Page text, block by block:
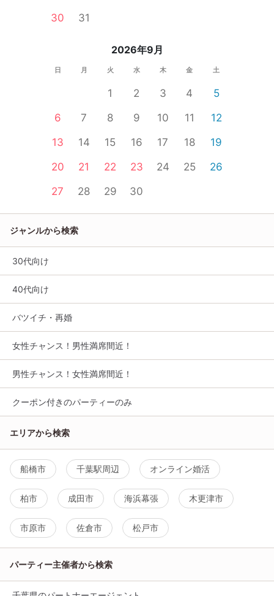
30
31
2026年9月
日 月 火 水 木 金 土
1 2 3 4
5
6
7 8 9 10 11
12
13
14 15 16 17 18
19
20
21 22 23 24 25
26
27
28 29 30
ジャンルから検索
30代向け
40代向け
バツイチ・再婚
女性チャンス！男性満席間近！
男性チャンス！女性満席間近！
クーポン付きのパーティーのみ
エリアから検索
船橋市 千葉駅周辺 オンライン婚活
柏市 成田市 海浜幕張 木更津市
市原市 佐倉市 松戸市
パーティー主催者から検索